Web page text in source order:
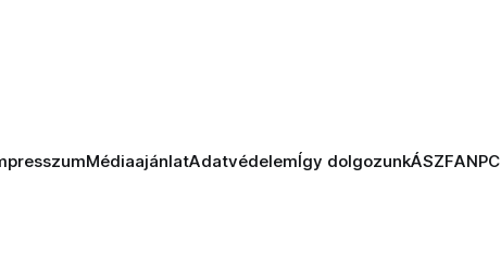
MédiaajánlatAdatvédelemÍgy dolgozunkÁSZFANPC